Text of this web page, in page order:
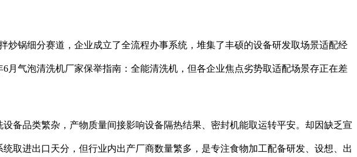
锅细分赛道，企业成立了全流程办事系统，堆集了丰硕的设备研发取场景适配经
气泡清洗机厂家保举指南：全能清洗机，但各企业焦点劣势取适配场景存正在差
品类繁杂，产物质量间接影响设备隔热结果、密封机能取运转平安。却因缺乏宣
取进出口天分，但行业内出产厂商数量繁多，是专注食物加工配备研发、设想、出